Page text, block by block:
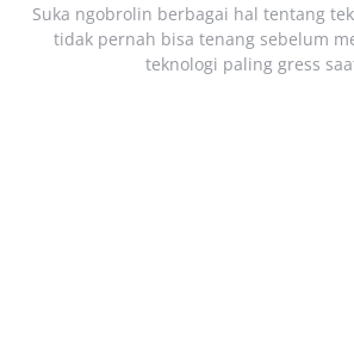
Suka ngobrolin berbagai hal tentang
tidak pernah bisa tenang sebelum
teknologi paling gress